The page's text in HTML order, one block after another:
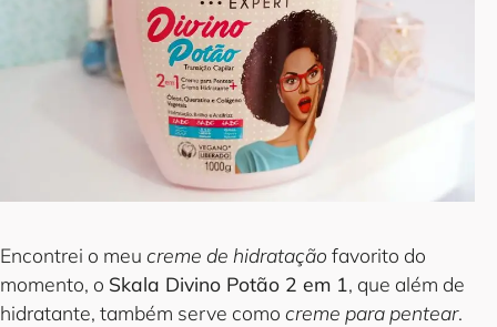
Encontrei o meu creme de hidratação favorito do
momento, o Skala Divino Potão 2 em 1, que além de
hidratante, também serve como creme para pentear.